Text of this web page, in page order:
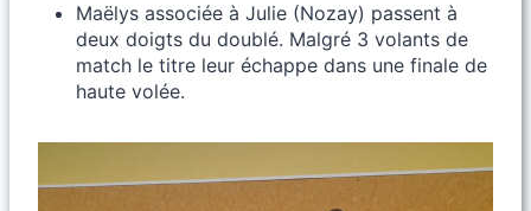
Maëlys associée à Julie (Nozay) passent à
deux doigts du doublé. Malgré 3 volants de
match le titre leur échappe dans une finale de
haute volée.